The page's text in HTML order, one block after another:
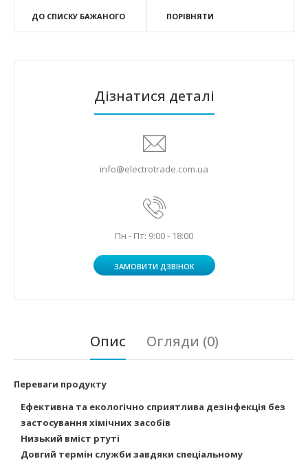
ДО СПИСКУ БАЖАНОГО ПОРІВНЯТИ
Дізнатися деталі
info@electrotrade.com.ua
Пн - Пт: 9:00 - 18:00
ЗАМОВИТИ ДЗВІНОК
Опис Огляди (0)
Переваги продукту
Ефективна та екологічно сприятлива дезінфекція без
застосування хімічних засобів
Низький вміст ртуті
Довгий термін служби завдяки спеціальному